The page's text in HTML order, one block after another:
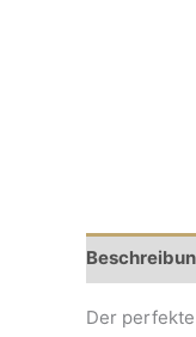
Der